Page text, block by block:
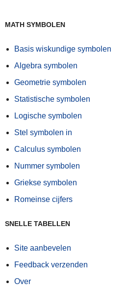
MATH SYMBOLEN
Basis wiskundige symbolen
Algebra symbolen
Geometrie symbolen
Statistische symbolen
Logische symbolen
Stel symbolen in
Calculus symbolen
Nummer symbolen
Griekse symbolen
Romeinse cijfers
SNELLE TABELLEN
Site aanbevelen
Feedback verzenden
Over